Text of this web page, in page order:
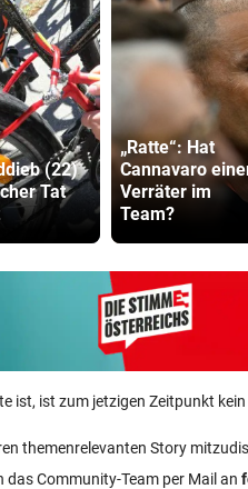
(22)
Tat
„Ratte“: Hat
Cannavaro
Verräter im
Team?
ist, ist zum jetzigen Zeitpunkt
themenrelevanten Story
das Community-Team per Mail an